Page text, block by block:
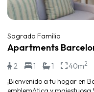
Sagrada Família
Apartments
2 1 1 40m2
¡Bienvenido a tu hogar en